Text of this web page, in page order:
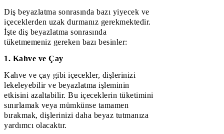
Diş beyazlatma sonrasında bazı yiyecek ve
içeceklerden uzak durmanız gerekmektedir.
İşte diş beyazlatma sonrasında
tüketmemeniz gereken bazı besinler:
1. Kahve ve Çay
Kahve ve çay gibi içecekler, dişlerinizi
lekeleyebilir ve beyazlatma işleminin
etkisini azaltabilir. Bu içeceklerin tüketimini
sınırlamak veya mümkünse tamamen
bırakmak, dişlerinizi daha beyaz tutmanıza
yardımcı olacaktır.